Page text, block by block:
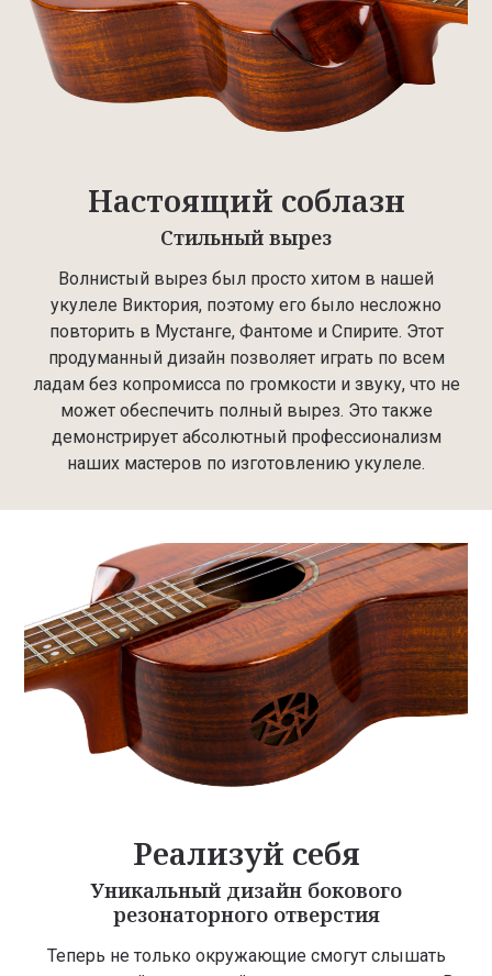
Настоящий соблазн
Стильный вырез
Волнистый вырез был просто хитом в нашей
укулеле Виктория, поэтому его было несложно
повторить в Мустанге, Фантоме и Спирите. Этот
продуманный дизайн позволяет играть по всем
ладам без копромисса по громкости и звуку, что не
может обеспечить полный вырез. Это также
демонстрирует абсолютный профессионализм
наших мастеров по изготовлению укулеле.
Реализуй себя
Уникальный дизайн бокового
резонаторного отверстия
Теперь не только окружающие смогут слышать